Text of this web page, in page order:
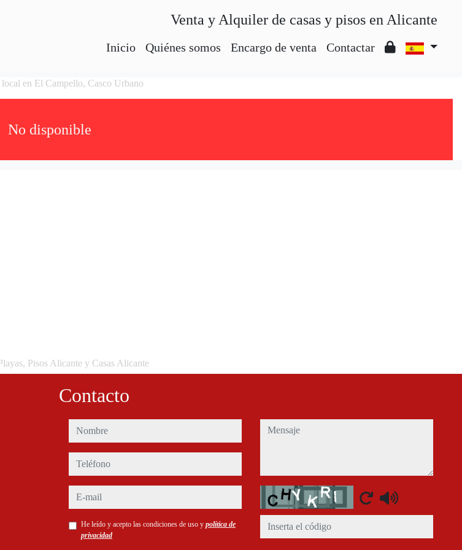
Venta y Alquiler de casas y pisos en Alicante
Inicio Quiénes somos Encargo de venta Contactar
en El Campello, Casco Urbano
No disponible
Pisos Alicante y Casas Alicante
Contacto
nombre
teléfono
e-mail
He leído y acepto las condiciones de uso y política de
privacidad
mensaje
Captcha